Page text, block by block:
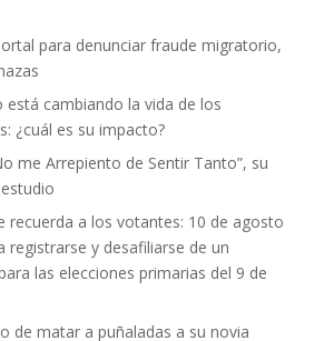
para denunciar fraude migratorio,
está cambiando la vida de los
¿cuál es su impacto?
me Arrepiento de Sentir Tanto”, su
recuerda a los votantes: 10 de agosto
registrarse y desafiliarse de un
las elecciones primarias del 9 de
de matar a puñaladas a su novia